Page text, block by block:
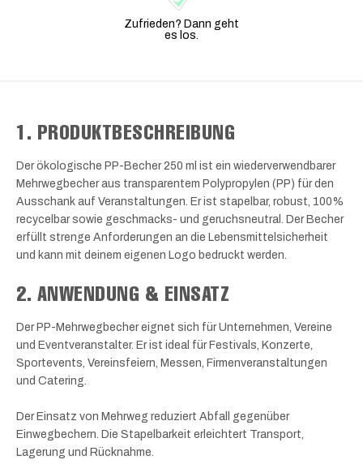
Zufrieden? Dann geht
es los.
1. PRODUKTBESCHREIBUNG
Der ökologische PP-Becher 250 ml ist ein wiederverwendbarer
Mehrwegbecher aus transparentem Polypropylen (PP) für den
Ausschank auf Veranstaltungen. Er ist stapelbar, robust, 100%
recycelbar sowie geschmacks- und geruchsneutral. Der Becher
erfüllt strenge Anforderungen an die Lebensmittelsicherheit
und kann mit deinem eigenen Logo bedruckt werden.
2. ANWENDUNG & EINSATZ
Der PP-Mehrwegbecher eignet sich für Unternehmen, Vereine
und Eventveranstalter. Er ist ideal für Festivals, Konzerte,
Sportevents, Vereinsfeiern, Messen, Firmenveranstaltungen
und Catering.
Der Einsatz von Mehrweg reduziert Abfall gegenüber
Einwegbechern. Die Stapelbarkeit erleichtert Transport,
Lagerung und Rücknahme.